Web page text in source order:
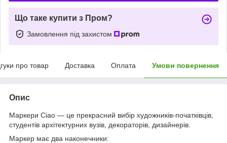
Що таке купити з Пром?
Замовлення під захистом
про товар Доставка Оплата Умови повернення
Опис
Маркери Ciao — це прекрасний вибір художників-початківців,
студентів архітектурних вузів, декораторів, дизайнерів.
Маркер має два наконечники: